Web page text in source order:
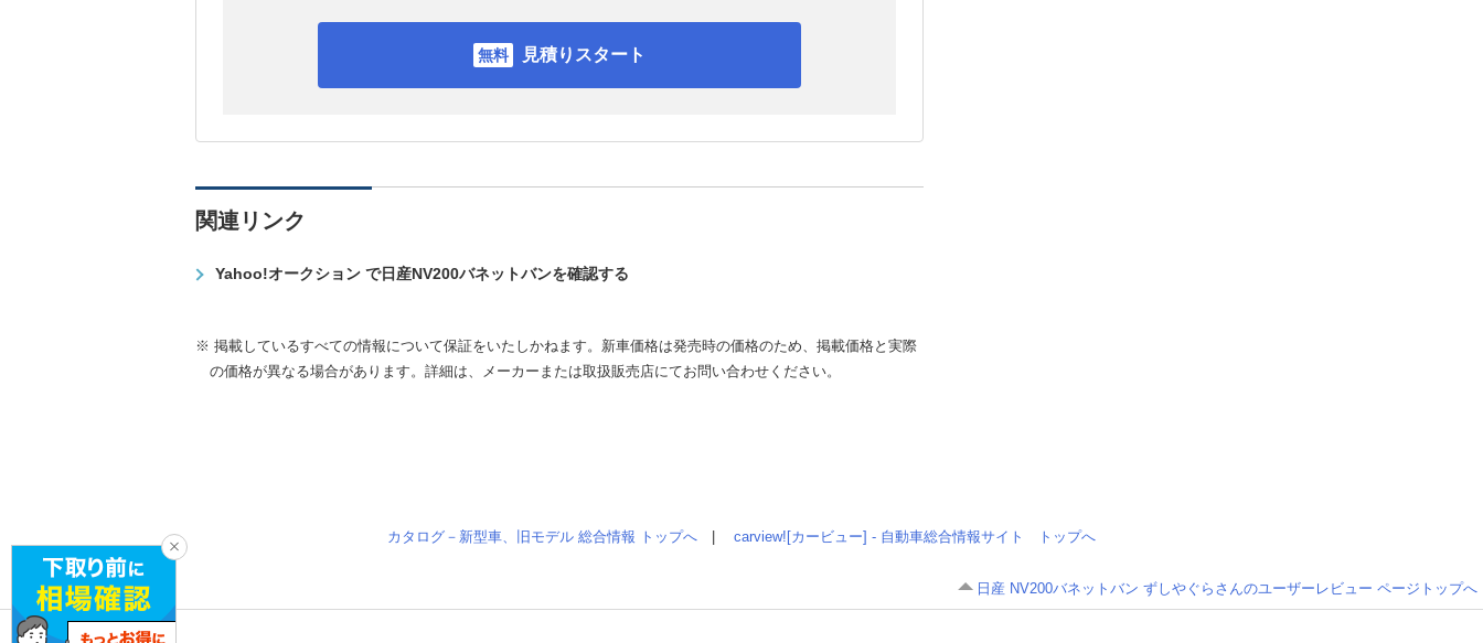
見積りスタート
関連リンク
Yahoo!オークション で日産NV200バネットバンを確認する
※ 掲載しているすべての情報について保証をいたしかねます。新車価格は発売時の価格のため、掲載価格と実際
の価格が異なる場合があります。詳細は、メーカーまたは取扱販売店にてお問い合わせください。
カタログ－新型車、旧モデル 総合情報 トップへ carview![カービュー] - 自動車総合情報サイト トップへ
日産 NV200バネットバン ずしやぐらさんのユーザーレビュー ページトップへ